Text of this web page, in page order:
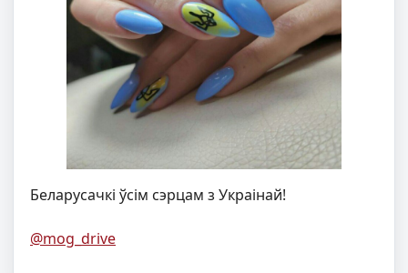
Беларусачкі ўсім сэрцам з Украінай!
@mog_drive